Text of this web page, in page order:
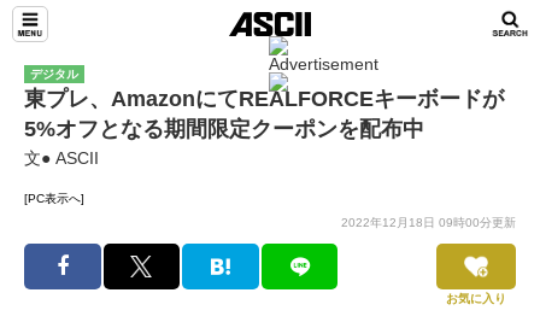
デジタル
東プレ、AmazonにてREALFORCEキーボードが
5%オフとなる期間限定クーポンを配布中
文● ASCII
[PC表示へ]
2022年12月18日 09時00分更新
お気に入り